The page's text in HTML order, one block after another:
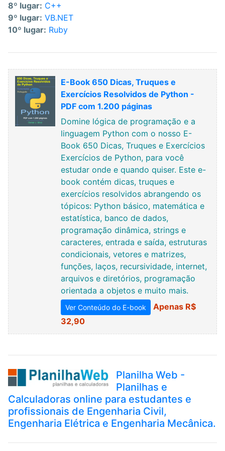
8º lugar: C++
9º lugar: VB.NET
10º lugar: Ruby
E-Book 650 Dicas, Truques e
Exercícios Resolvidos de Python -
PDF com 1.200 páginas
Domine lógica de programação e a
linguagem Python com o nosso E-
Book 650 Dicas, Truques e Exercícios
Exercícios de Python, para você
estudar onde e quando quiser. Este e-
book contém dicas, truques e
exercícios resolvidos abrangendo os
tópicos: Python básico, matemática e
estatística, banco de dados,
programação dinâmica, strings e
caracteres, entrada e saída, estruturas
condicionais, vetores e matrizes,
funções, laços, recursividade, internet,
arquivos e diretórios, programação
orientada a objetos e muito mais.
Ver Conteúdo do E-book
Apenas R$
32,90
Planilha Web -
Planilhas e
Calculadoras online para estudantes e
profissionais de Engenharia Civil,
Engenharia Elétrica e Engenharia Mecânica.